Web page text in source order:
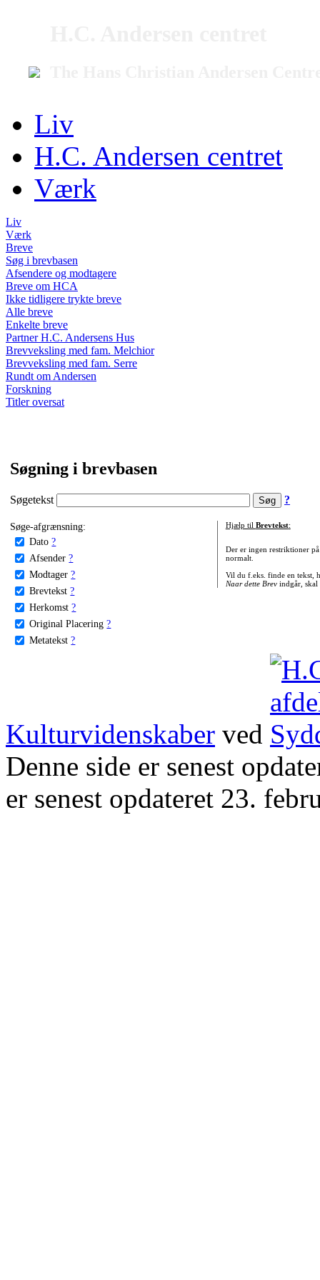
Liv
H.C. Andersen centret
Værk
Liv
Værk
Breve
Søg i brevbasen
Afsendere og modtagere
Breve om HCA
Ikke tidligere trykte breve
Alle breve
Enkelte breve
Partner H.C. Andersens Hus
Brevveksling med fam. Melchior
Brevveksling med fam. Serre
Rundt om Andersen
Forskning
Titler oversat
Søgning i brevbasen
Søgetekst ?
Søge-afgrænsning:
Dato ?
Afsender ?
Modtager ?
Brevtekst ?
Herkomst ?
Original Placering ?
Metatekst ?
Hjælp til Brevtekst:
Der er ingen restriktioner
normalt.
Vil du f.eks. finde en tekst,
Naar dette Brevindgår, skal
Kulturvidenskaber ved
Denne side er senest
er senest opdateret 23.